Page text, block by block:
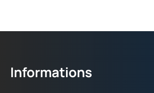
Informations